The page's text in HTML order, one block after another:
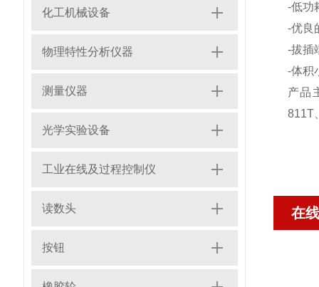
化工机械设备
物理特性分析仪器
测量仪器
光学实验设备
工业在线及过程控制仪
读数头
按钮
-低功
-优良
-拔插
-体积
产品
811T
在